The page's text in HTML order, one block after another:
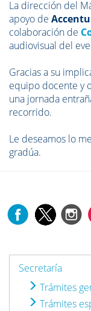
La dirección del
apoyo de
colaboración de
audiovisual del
Gracias a su
equipo docente y
una jornada
recorrido.
Le deseamos lo
gradúa.
Secretaría
Trámites
Trámites